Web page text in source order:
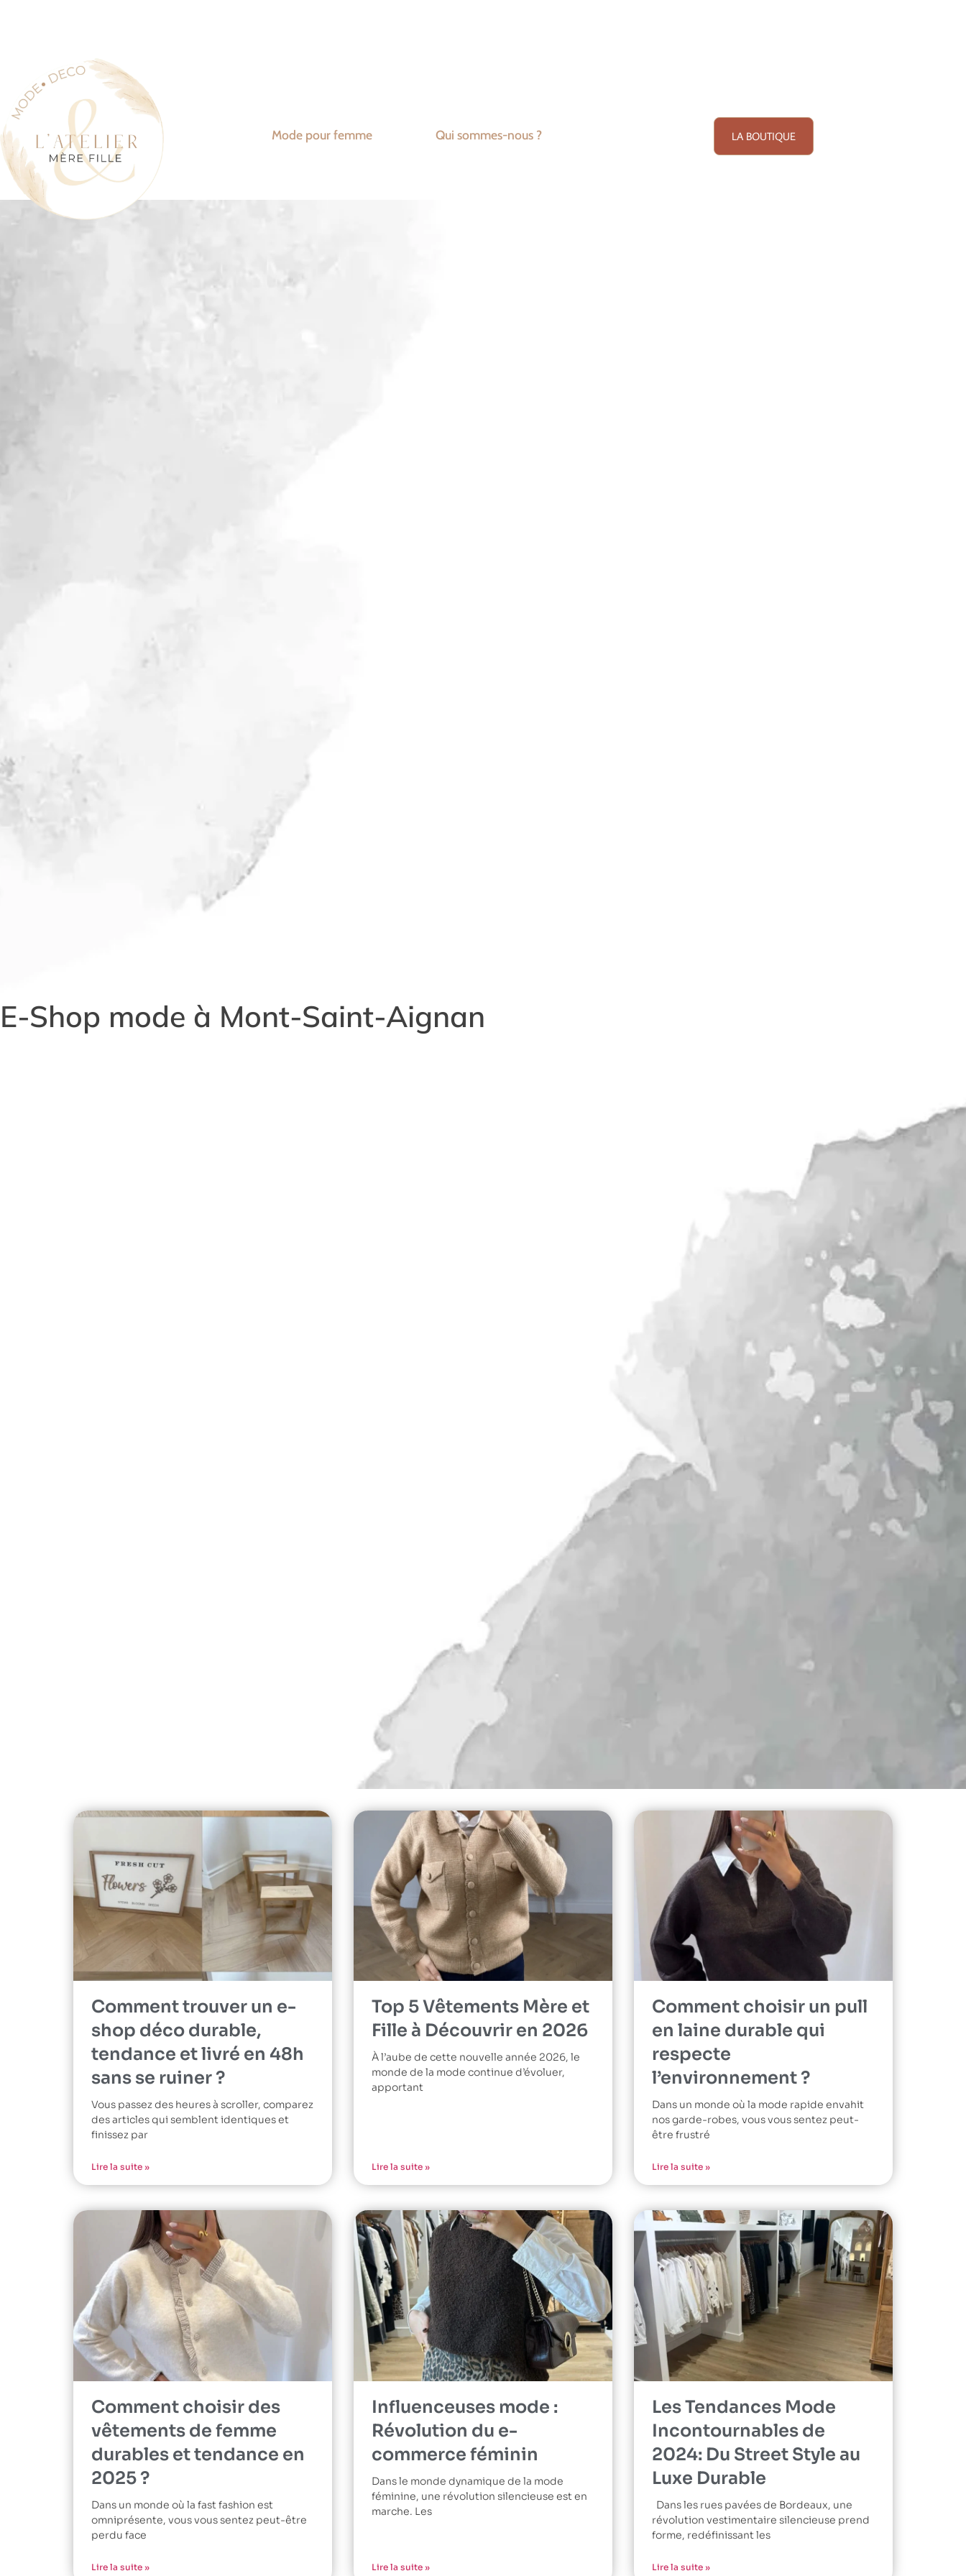
Mode pour femme Qui sommes-nous ? LA BOUTIQUE
E-Shop mode à Mont-Saint-Aignan
Comment trouver un e-
shop déco durable,
tendance et livré en 48h
sans se ruiner ?
Vous passez des heures à scroller, comparez
des articles qui semblent identiques et
finissez par
Lire la suite »
Top 5 Vêtements Mère et
Fille à Découvrir en 2026
À l’aube de cette nouvelle année 2026, le
monde de la mode continue d’évoluer,
apportant
Lire la suite »
Comment choisir un pull
en laine durable qui
respecte
l’environnement ?
Dans un monde où la mode rapide envahit
nos garde-robes, vous vous sentez peut-
être frustré
Lire la suite »
Comment choisir des
vêtements de femme
durables et tendance en
2025 ?
Dans un monde où la fast fashion est
omniprésente, vous vous sentez peut-être
perdu face
Lire la suite »
Influenceuses mode :
Révolution du e-
commerce féminin
Dans le monde dynamique de la mode
féminine, une révolution silencieuse est en
marche. Les
Lire la suite »
Les Tendances Mode
Incontournables de
2024: Du Street Style au
Luxe Durable
Dans les rues pavées de Bordeaux, une
révolution vestimentaire silencieuse prend
forme, redéfinissant les
Lire la suite »